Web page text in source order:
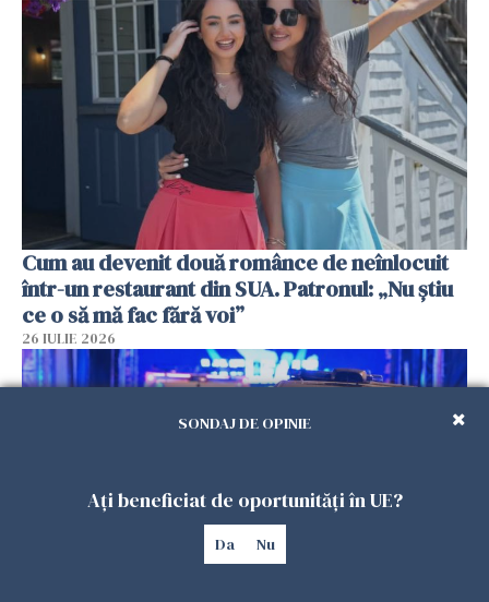
Cum au devenit două românce de neînlocuit
într-un restaurant din SUA. Patronul: „Nu știu
ce o să mă fac fără voi”
26 IULIE 2026
SONDAJ DE OPINIE
Ați beneficiat de oportunități în UE?
Da Nu